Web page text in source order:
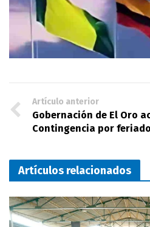
Artículo anterior
Gobernación de El Oro
Contingencia por
Artículos relacionados